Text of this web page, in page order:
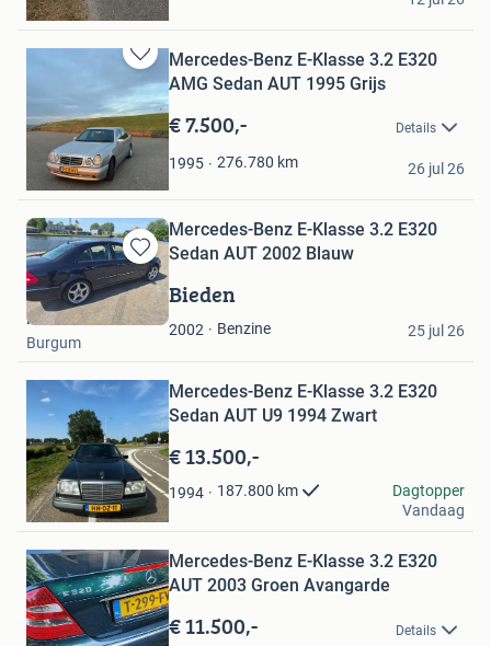
Sassenheim
Bewaren
in
Mijn
Favorieten
Mercedes-Benz E-Klasse 3.2 E320
AMG Sedan AUT 1995 Grijs
€ 7.500,- Details
1995 276.780 km
Anto Shadoyan
Goes
26 jul 26
Bewaren
in
Mijn
Favorieten
Mercedes-Benz E-Klasse 3.2 E320
Sedan AUT 2002 Blauw
Bieden
2002 Benzine
Kloet
Burgum
25 jul 26
Mijn
Favorieten
Mercedes-Benz E-Klasse 3.2 E320
Sedan AUT U9 1994 Zwart
€ 13.500,-
1994 187.800 km
Mohammad Zakarea
Breda
Dagtopper
Vandaag
Bewaren
Mijn
FavorietenMercedes-Benz E-Klasse 3.2 E320
AUT 2003 Groen Avangarde
€ 11.500,- Details